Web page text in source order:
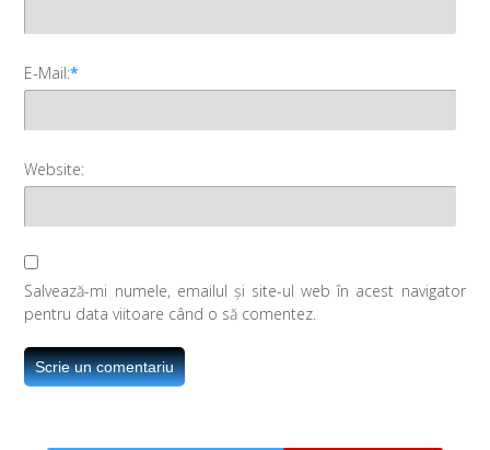
E-Mail:*
Website:
Salvează-mi numele, emailul și site-ul web în acest navigator
pentru data viitoare când o să comentez.